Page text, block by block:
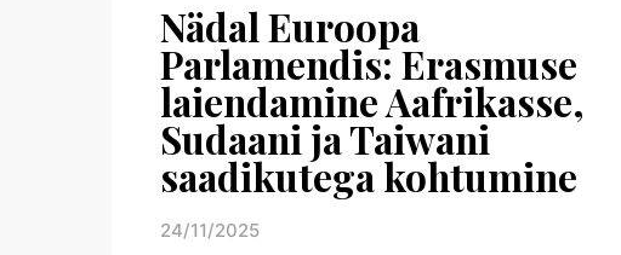
Nädal Euroopa
Parlamendis: Erasmuse
laiendamine Aafrikasse,
Sudaani ja Taiwani
saadikutega kohtumine
Posted on
24/11/2025